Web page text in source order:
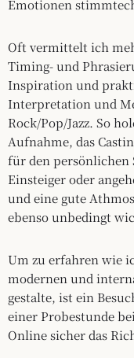
Emotionen
Oft vermittelt ich
Timing- und
Inspiration und
Interpretation und
Rock/Pop/Jazz. So
Aufnahme, das
für den persönlichen
Einsteiger oder
und eine gute
ebenso unbedingt
Um zu erfahren wie
modernen und
gestalte, ist ein
einer Probestunde
Online sicher das